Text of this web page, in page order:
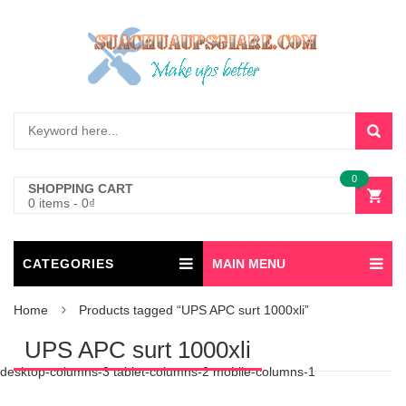
SHOPPING CART
0 items - 0₫
0
CATEGORIES MAIN MENU
Home Products tagged “UPS APC surt 1000xli”
UPS APC surt 1000xli
desktop-columns-3 tablet-columns-2 mobile-columns-1